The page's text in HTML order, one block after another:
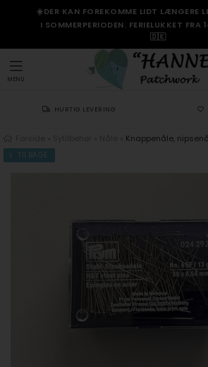
☀️DER KAN FOREKOMME LIDT LÆNGERE
I SOMMERPERIODEN. FERIELUKKET
🇩🇰
MENU
HURTIG LEVERING
Knappenåle,
TILBAGE